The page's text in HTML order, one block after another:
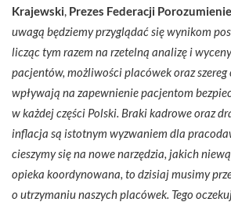
Krajewski Prezes Federacji
uwagą będziemy przyglądać się wynikom
licząc tym razem na rzetelną analizę i
pacjentów, możliwości placówek oraz
wpływają na zapewnienie pacjentom
w każdej części Polski. Braki kadrowe oraz
inflacja są istotnym wyzwaniem dla
cieszymy się na nowe narzędzia, jakich
opieka koordynowana, to dzisiaj musimy
o utrzymaniu naszych placówek. Tego